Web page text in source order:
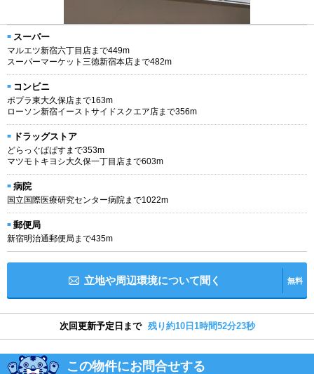
スーパー
マルエツ新宿六丁目店まで449m
スーパーマーケット三徳新宿本店まで482m
コンビニ
ポプラ東大久保店まで163m
ローソン新宿イーストサイドスクエア店まで356m
ドラッグストア
どらっぐぱぱすまで353m
マツモトキヨシ大久保一丁目店まで603m
病院
国立国際医療研究センター病院まで1022m
郵便局
新宿明治通郵便局まで435m
立地や周辺環境について聞く 無料
次回更新予定日まで 残り約10日1時間52分22秒
この物件にお問合せする